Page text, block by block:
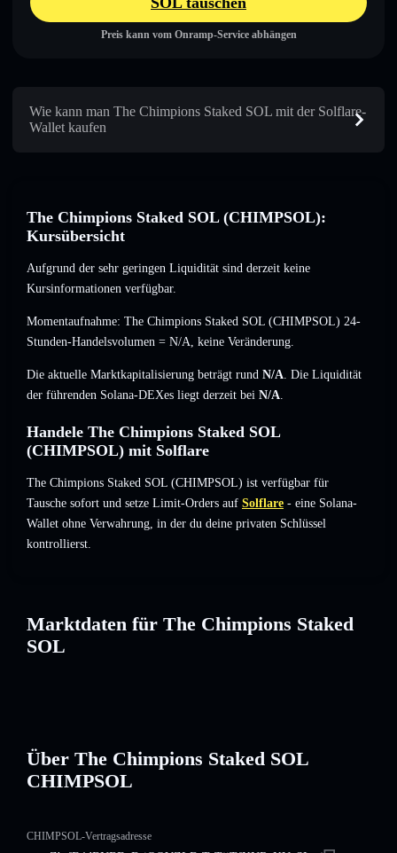
Preis kann vom Onramp-Service abhängen
Wie kann man The Chimpions Staked SOL mit der Solflare-
Wallet kaufen
The Chimpions Staked SOL (CHIMPSOL):
Kursübersicht
Aufgrund der sehr geringen Liquidität sind derzeit keine
Kursinformationen verfügbar.
Momentaufnahme: The Chimpions Staked SOL (CHIMPSOL) 24-
Stunden-Handelsvolumen = N/A, keine Veränderung.
Die aktuelle Marktkapitalisierung beträgt rund N/A. Die Liquidität
der führenden Solana-DEXes liegt derzeit bei N/A.
Handele The Chimpions Staked SOL
(CHIMPSOL) mit Solflare
The Chimpions Staked SOL (CHIMPSOL) ist verfügbar für
Tausche sofort und setze Limit-Orders auf Solflare - eine Solana-
Wallet ohne Verwahrung, in der du deine privaten Schlüssel
kontrollierst.
Marktdaten für The Chimpions Staked
SOL
Über The Chimpions Staked SOL
CHIMPSOL
CHIMPSOL-Vertragsadresse